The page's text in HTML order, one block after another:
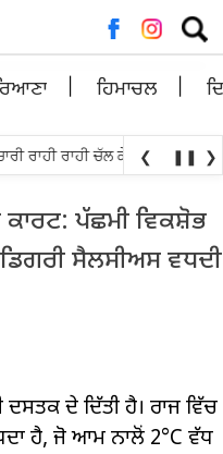
ਲਈ
ਖੋਜ:
ਹਿਮਾਚਲ
ਰਾਹੀ ਰਾਹੀ ਚੱਲ ਕੇ ਮੁੜ ਅਲਾਟ ਕਰਨ
❮ ❚❚ ❯
ਕਾਰਟ: ਪੱਛਮੀ ਵਿਕਸ਼ੋਭ
ਸੈਲਸੀਅਸ ਵਧਦੀ
ਦੇ ਦਿੱਤੀ ਹੈ। ਰਾਜ ਵਿੱਚ
ਹੈ, ਜੋ ਆਮ ਨਾਲੋਂ 2°C ਵੱਧ